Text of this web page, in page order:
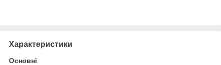
Характеристики
Основні